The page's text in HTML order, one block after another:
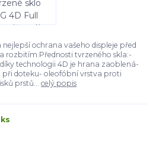
nejlepší ochrana vašeho displeje před
rozbitím.Přednosti tvrzeného skla:-
technologii 4D je hrana zaoblená-
při doteku- oleofóbní vrstva proti
prstů... celý popis